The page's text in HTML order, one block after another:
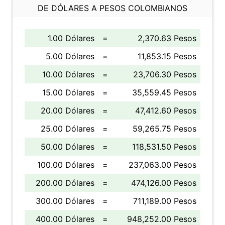
DE DÓLARES A PESOS COLOMBIANOS
1.00 Dólares =
2,370.63 Pesos
5.00 Dólares
=
11,853.15 Pesos
10.00 Dólares
=
23,706.30 Pesos
15.00 Dólares
=
35,559.45 Pesos
20.00 Dólares
=
47,412.60 Pesos
25.00 Dólares
=
59,265.75 Pesos
50.00 Dólares
=
118,531.50 Pesos
100.00 Dólares
=
237,063.00 Pesos
200.00 Dólares
=
474,126.00 Pesos
300.00 Dólares
=
711,189.00 Pesos
400.00 Dólares
= 948,252.00 Pesos